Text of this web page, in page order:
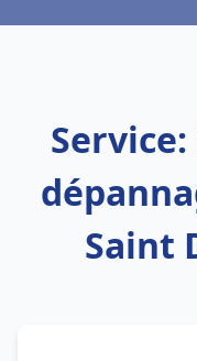
Saint